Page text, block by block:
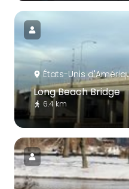
États-Unis
Long Beach Bridge
6.4 km